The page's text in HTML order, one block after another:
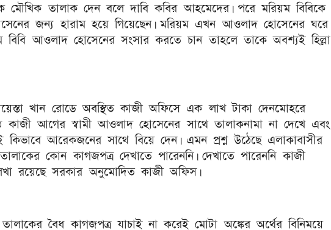
মৌখিক তালাক দেন বলে দাবি কবির আহমেদের। পরে মরিয়ম বিবিকে
জন্য হারাম হয়ে গিয়েছেন। মরিয়ম এখন আওলাদ হোসেনের ঘরে
আওলাদ হোসেনের সংসার করতে চান তাহলে তাকে অবশ্যই হিল্লা
খান রোডে অবস্থিত কাজী অফিসে এক লাখ টাকা দেনমোহরে
কাজী আগের স্বামী আওলাদ হোসেনের সাথে তালাকনামা না দেখে এবং
আরেকজনের সাথে বিয়ে দেন। এমন প্রশ্ন উঠেছে এলাকাবাসীর
কোন কাগজপত্র দেখাতে পারেননি। দেখাতে পারেননি কাজী
রয়েছে সরকার অনুমোদিত কাজী অফিস।
বৈধ কাগজপত্র যাচাই না করেই মোটা অঙ্কের অর্থের বিনিময়ে